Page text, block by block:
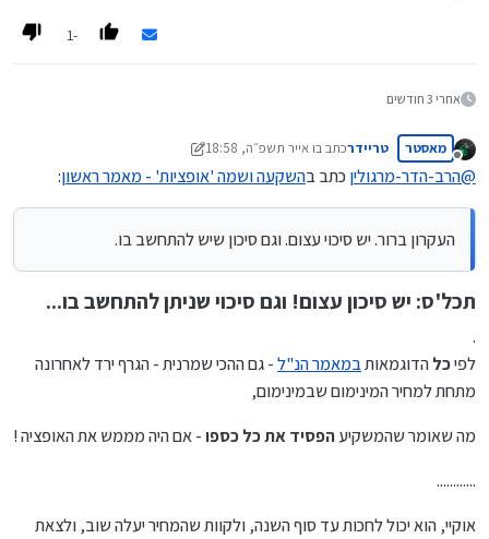
-1
אחרי 3 חודשים
מנותק
מאסטר טריידרכתב בו אייר תשפ״ה, 18:58
נערך לאחרונה על ידי טריידרז ניסן תשפ״ה, 20:06
@הרב-הדר-מרגוליןכתב בהשקעה ושמה 'אופציות' - מאמר ראשון:
העקרון ברור. יש סיכוי עצום. וגם סיכון שיש להתחשב בו.
תכל'ס: יש סיכון עצום! וגם סיכוי שניתן להתחשב בו...
.
לפיכלהדוגמאותבמאמר הנ"ל- גם ההכי שמרנית - הגרף ירד לאחרונה
מתחת למחיר המינימום שבמינימום,
מה שאומר שהמשקיעהפסיד את כל כספו- אם היה מממש את האופציה !
............
אוקיי, הוא יכול לחכות עד סוף השנה, ולקוות שהמחיר יעלה שוב, ולצאת